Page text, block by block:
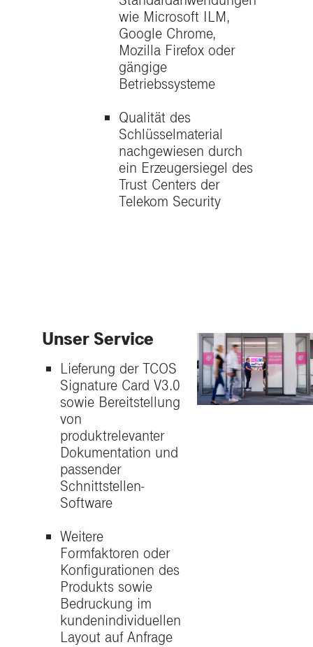
wie Microsoft ILM,
Google Chrome,
Mozilla Firefox oder
gängige
Betriebssysteme
Qualität des
Schlüsselmaterial
nachgewiesen durch
ein Erzeugersiegel des
Trust Centers der
Telekom Security
Unser Service
Lieferung der TCOS
Signature Card V3.0
sowie Bereitstellung
von
produktrelevanter
Dokumentation und
passender
Schnittstellen-
Software
Weitere
Formfaktoren oder
Konfigurationen des
Produkts sowie
Bedruckung im
kundenindividuellen
Layout auf Anfrage